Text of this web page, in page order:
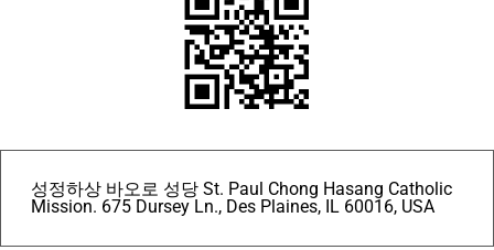
성정하상 바오로 성당 St. Paul Chong Hasang Catholic
Mission. 675 Dursey Ln., Des Plaines, IL 60016, USA